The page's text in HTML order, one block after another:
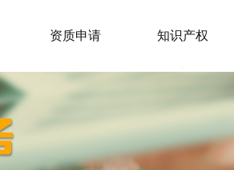
资质申请 知识产权